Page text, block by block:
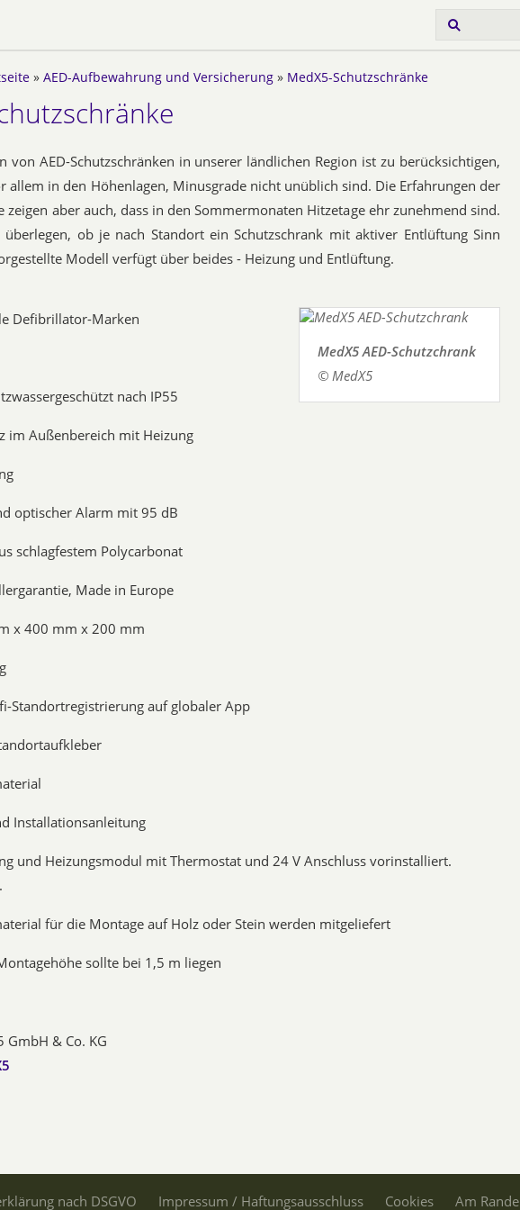
» AED-Aufbewahrung und Versicherung » MedX5-Schutzschränke
von AED-Schutzschränken in unserer ländlichen Region ist zu berücksichtigen,
allem in den Höhenlagen, Minusgrade nicht unüblich sind. Die Erfahrungen der
zeigen aber auch, dass in den Sommermonaten Hitzetage ehr zunehmend sind.
ob je nach Standort ein Schutzschrank mit aktiver Entlüftung Sinn
Modell verfügt über beides - Heizung und Entlüftung.
MedX5 AED-Schutzchrank
© MedX5
Defibrillator-Marken
nach IP55
im Außenbereich mit Heizung
optischer Alarm mit 95 dB
schlagfestem Polycarbonat
Made in Europe
x 400 mm x 200 mm
Standortregistrierung auf globaler App
Installationsanleitung
und Heizungsmodul mit Thermostat und 24 V Anschluss vorinstalliert.
für die Montage auf Holz oder Stein werden mitgeliefert
sollte bei 1,5 m liegen
GmbH & Co. KG
nach DSGVO Impressum / Haftungsausschluss Cookies Am Rande